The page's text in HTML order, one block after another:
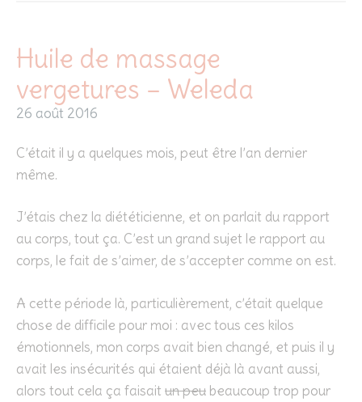
Huile de massage
vergetures – Weleda
26 août 2016
C’était il y a quelques mois, peut être l’an dernier
même.
J’étais chez la diététicienne, et on parlait du rapport
au corps, tout ça. C’est un grand sujet le rapport au
corps, le fait de s’aimer, de s’accepter comme on est.
A cette période là, particulièrement, c’était quelque
chose de difficile pour moi : avec tous ces kilos
émotionnels, mon corps avait bien changé, et puis il y
avait les insécurités qui étaient déjà là avant aussi,
alors tout cela ça faisait un peu beaucoup trop pour